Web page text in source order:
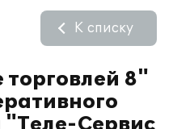
8"
К списку